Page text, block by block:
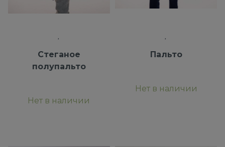
Стеганое
полупальто
Нет в наличии
Пальто
Нет в наличии